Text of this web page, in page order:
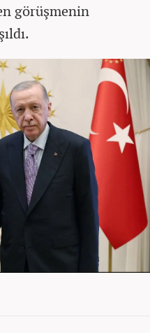
görüşmenin